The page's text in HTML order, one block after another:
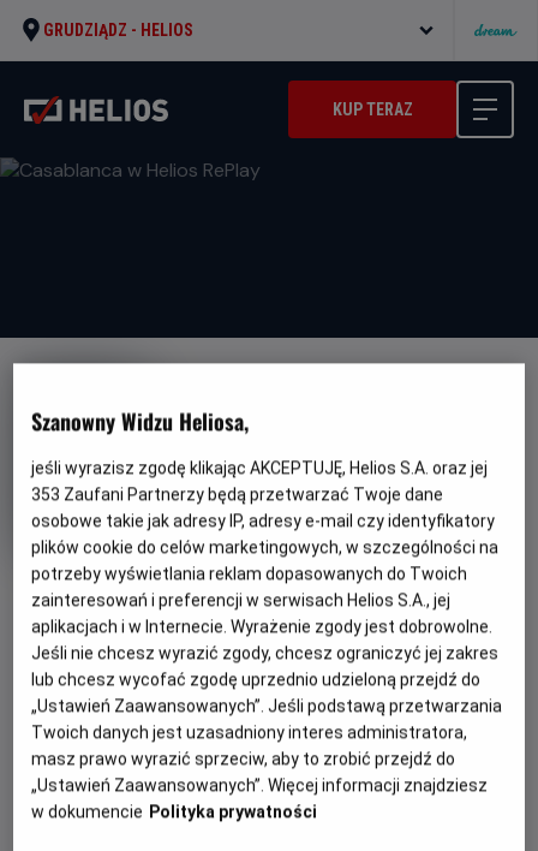
GRUDZIĄDZ - HELIOS
KUP TERAZ
OBSERWUJ
Casablanca w Helios RePlay
Gatunek
Dramat / Film- noir
Minimalny
wiek
Od 13 lat
Czas
trwania
118 min
REŻYSERIA
Michael Curtiz
SCENARIUSZ
Murray Burnett, Casey
Robinson
OBSADA
Humphrey Bogart, Ingrid Bergman, Paul Henreid, Claud Rains
WIĘCEJ SZCZEGÓŁÓW
OPIS WYDARZENIA
Casablanca: Łatwo do niej trafić, trudniej ją pokochać,
zwłaszcza jeśli twoje nazwisko figuruje na liście osób
poszukiwanych przez nazistów.
Szanowny Widzu Heliosa,
jeśli wyrazisz zgodę klikając AKCEPTUJĘ, Helios S.A. oraz jej
353 Zaufani Partnerzy będą przetwarzać Twoje dane
osobowe takie jak adresy IP, adresy e-mail czy identyfikatory
plików cookie do celów marketingowych, w szczególności na
potrzeby wyświetlania reklam dopasowanych do Twoich
zainteresowań i preferencji w serwisach Helios S.A., jej
aplikacjach i w Internecie. Wyrażenie zgody jest dobrowolne.
Jeśli nie chcesz wyrazić zgody, chcesz ograniczyć jej zakres
lub chcesz wycofać zgodę uprzednio udzieloną przejdź do
„Ustawień Zaawansowanych”. Jeśli podstawą przetwarzania
Twoich danych jest uzasadniony interes administratora,
masz prawo wyrazić sprzeciw, aby to zrobić przejdź do
„Ustawień Zaawansowanych”. Więcej informacji znajdziesz
w dokumencie Polityka prywatności